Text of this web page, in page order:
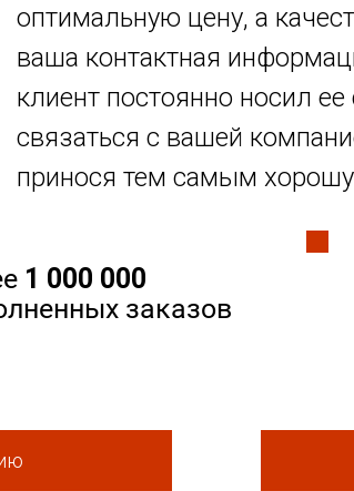
оптимальную цену, а
ваша контактная
клиент постоянно носил
связаться с вашей
принося тем самым
1 000 000
заказов